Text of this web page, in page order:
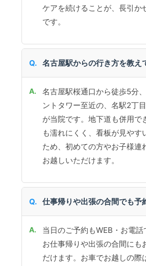
ケアを続けることが、長引か
です。
名古屋駅からの行き方を教え
名古屋駅桜通口から徒歩5分
ントタワー至近の、名駅2丁
が当院です。地下道も併用で
も濡れにくく、看板が見やす
ため、初めての方やお子様連
お越しいただけます。
仕事帰りや出張の合間でも予
当日のご予約もWEB・お電話
お仕事帰りや出張の合間にも
だけます。お車でお越しの際